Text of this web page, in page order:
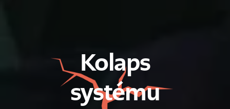
Kolaps
systému